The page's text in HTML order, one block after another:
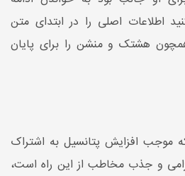
اطلاعات اصلی را در ابتدای متن
هشتک و منشن را برای پایان
موجب افزایش پتانسیل به اشتراک
و جذب مخاطب از این راه است،